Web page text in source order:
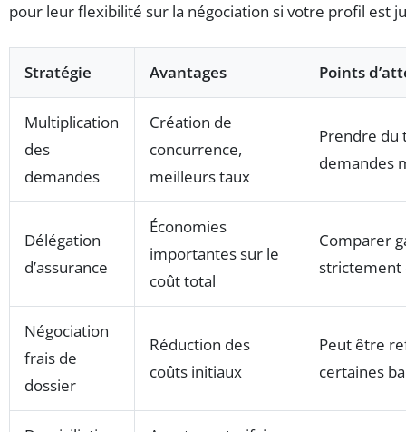
pour leur flexibilité sur la négociation si votre profil est
Stratégie Avantages Points
Multiplication
des
demandes
Création de
concurrence,
meilleurs taux
Prendre du
demandes
Délégation
d’assurance
Économies
importantes sur le
coût total
Comparer
strictement
Négociation
frais de
dossier
Réduction des
coûts initiaux
Peut être
certaines